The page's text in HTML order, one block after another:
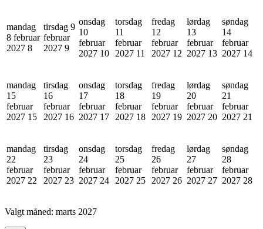
mandag
8 februar
2027 8
tirsdag 9
februar
2027 9
onsdag
10
februar
2027 10
torsdag
11
februar
2027 11
fredag
12
februar
2027 12
lørdag
13
februar
2027 13
søndag
14
februar
2027 14
mandag
15
februar
2027 15
tirsdag
16
februar
2027 16
onsdag
17
februar
2027 17
torsdag
18
februar
2027 18
fredag
19
februar
2027 19
lørdag
20
februar
2027 20
søndag
21
februar
2027 21
mandag
22
februar
2027 22
tirsdag
23
februar
2027 23
onsdag
24
februar
2027 24
torsdag
25
februar
2027 25
fredag
26
februar
2027 26
lørdag
27
februar
2027 27
søndag
28
februar
2027 28
Valgt måned: marts 2027